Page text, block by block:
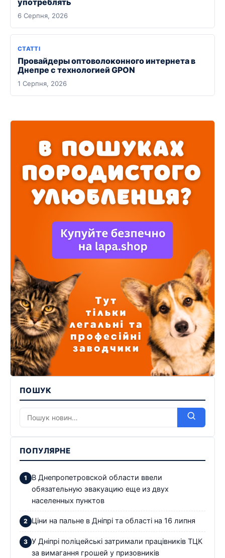
употреблять
6 Серпня, 2026
СТАТТІ
Провайдеры оптоволоконного интернета в
Днепре с технологией GPON
1 Серпня, 2026
ПОШУК
ПОПУЛЯРНЕ
В Днепропетровской области ввели
обязательную эвакуацию еще из двух
населенных пунктов
Ціни на пальне в Дніпрі та області на 16 липня
У Дніпрі поліцейські затримали працівників ТЦК
за вимагання грошей у призовників